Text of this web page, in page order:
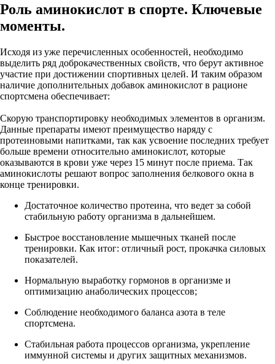
Роль аминокислот в спорте. Ключевые
моменты.
Исходя из уже перечисленных особенностей, необходимо
выделить ряд доброкачественных свойств, что берут активное
участие при достижении спортивных целей. И таким образом
наличие дополнительных добавок аминокислот в рационе
спортсмена обеспечивает:
Скорую транспортировку необходимых элементов в организм.
Данные препараты имеют преимущество наряду с
протеиновыми напитками, так как усвоение последних требует
больше времени относительно аминокислот, которые
оказываются в крови уже через 15 минут после приема. Так
аминокислоты решают вопрос заполнения белкового окна в
конце тренировки.
Достаточное количество протеина, что ведет за собой
стабильную работу организма в дальнейшем.
Быстрое восстановление мышечных тканей после
тренировки. Как итог: отличный рост, прокачка силовых
показателей.
Нормальную выработку гормонов в организме и
оптимизацию анаболических процессов;
Соблюдение необходимого баланса азота в теле
спортсмена.
Стабильная работа процессов организма, укрепление
иммунной системы и других защитных механизмов.